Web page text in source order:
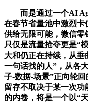
而是通过一个AI
在春节省量池中激烈卡
供给无限可能，微信
只仅是流量抢夺更是“
大和仍正在持续，从
一句话找的人”，从各
子-数据-场景”正向轮
留存不取决于某一次
的内卷，将是一个以“